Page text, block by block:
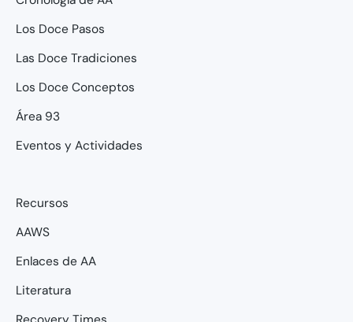
Los Doce Pasos
Las Doce Tradiciones
Los Doce Conceptos
Área 93
Eventos y Actividades
Recursos
AAWS
Enlaces de AA
Literatura